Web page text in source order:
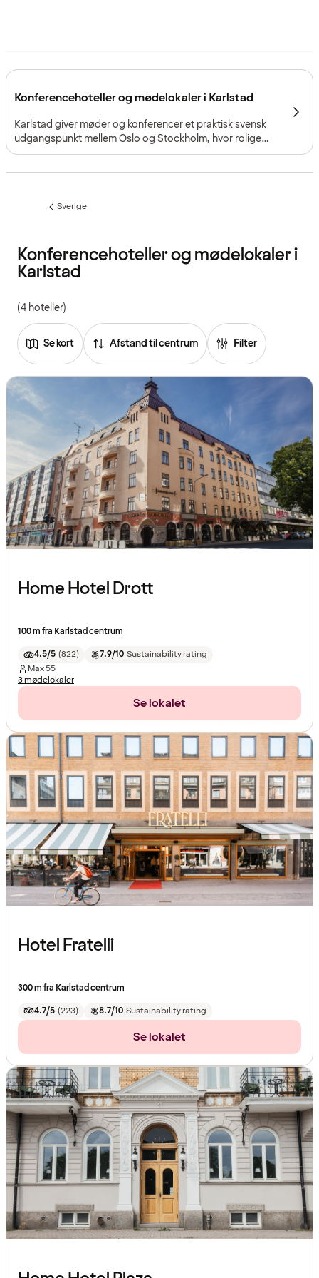
Konferencehoteller og mødelokaler i Karlstad
Karlstad giver møder og konferencer et praktisk svensk
udgangspunkt mellem Oslo og Stockholm, hvor rolige
byomgivelser, centrale mødefaciliteter og nærheden til
Forrige
Sverige
Konferencehoteller og mødelokaler i
Karlstad
(4 hoteller)
Se kort Afstand til centrum Filter
Home Hotel Drott
100 m fra Karlstad centrum
4.5/5 (822) 7.9/10 Sustainability rating
Max55
3 mødelokaler
Se lokalet
Hotel Fratelli
300 m fra Karlstad centrum
4.7/5 (223) 8.7/10 Sustainability rating
Se lokalet